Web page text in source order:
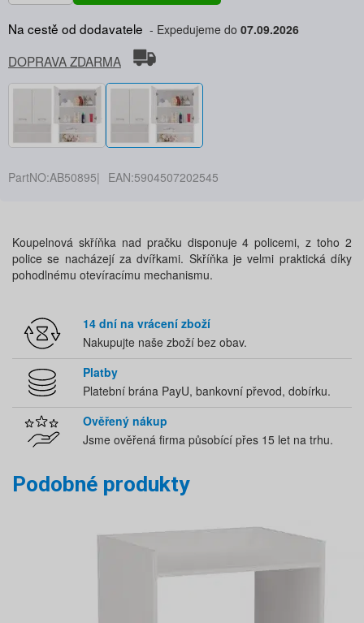
Na cestě od dodavatele Expedujeme do 07.09.2026
DOPRAVA ZDARMA
PartNO:AB50895 EAN:5904507202545
Koupelnová skříňka nad pračku disponuje 4 policemi, z toho 2
police se nacházejí za dvířkami. Skříňka je velmi praktická díky
pohodlnému otevíracímu mechanismu.
14 dní na vrácení zboží
Nakupujte naše zboží bez obav.
Platby
Platební brána PayU, bankovní převod, dobírku.
Ověřený nákup
Jsme ověřená firma působící přes 15 let na trhu.
Podobné produkty